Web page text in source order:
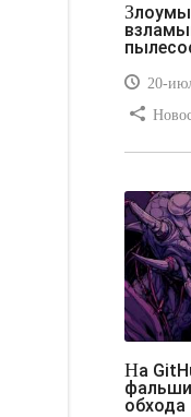
Злоумышленники могут
20-
/ Текст /
На GitHub обнаружили
обхода